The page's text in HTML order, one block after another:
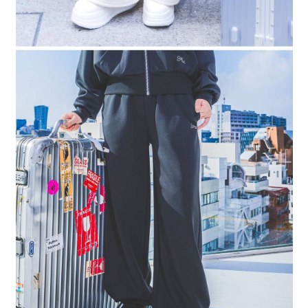
５．嚴禁一人註冊多個帳號或使用他人資訊註冊。若發現惡意使用之情形，
恩沛科技股份有限公司將有權停止該用戶之使用額度並採取法律行動。